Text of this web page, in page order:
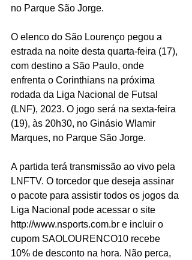
no Parque São Jorge.
O elenco do São Lourenço pegou a
estrada na noite desta quarta-feira (17),
com destino a São Paulo, onde
enfrenta o Corinthians na próxima
rodada da Liga Nacional de Futsal
(LNF), 2023. O jogo será na sexta-feira
(19), às 20h30, no Ginásio Wlamir
Marques, no Parque São Jorge.
A partida terá transmissão ao vivo pela
LNFTV. O torcedor que deseja assinar
o pacote para assistir todos os jogos da
Liga Nacional pode acessar o site
http://www.nsports.com.br e incluir o
cupom SAOLOURENCO10 recebe
10% de desconto na hora. Não perca,